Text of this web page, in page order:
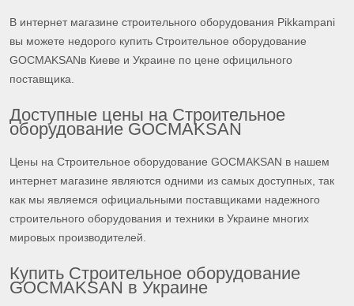
В интернет магазине строительного оборудования Pikkampani
вы можете недорого купить Строительное оборудование
GOCMAKSANв Киеве и Украине по цене официльного
поставщика.
Доступные цены на Строительное
оборудование GOCMAKSAN
Цены на Строительное оборудование GOCMAKSAN в нашем
интернет магазине являются одними из самых доступных, так
как мы являемся официальными поставщиками надежного
строительного оборудования и техники в Украине многих
мировых производителей.
Купить Строительное оборудование
GOCMAKSAN в Украине